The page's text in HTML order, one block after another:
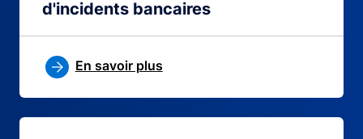
d'incidents bancaires
En savoir plus